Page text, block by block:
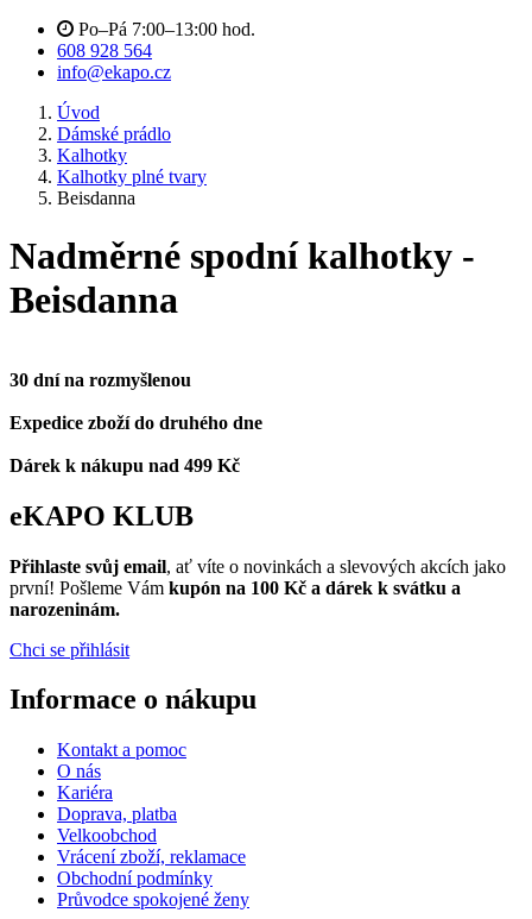
Po–Pá 7:00–13:00 hod.
608 928 564
info@ekapo.cz
Úvod
Dámské prádlo
Kalhotky
Kalhotky plné tvary
Beisdanna
Nadměrné spodní kalhotky -
Beisdanna
30 dní na rozmyšlenou
Expedice zboží do druhého dne
Dárek k nákupu nad 499 Kč
eKAPO KLUB
Přihlaste svůj email, ať víte o novinkách a slevových akcích jako
první! Pošleme Vám kupón na 100 Kč a dárek k svátku a
narozeninám.
Chci se přihlásit
Informace o nákupu
Kontakt a pomoc
O nás
Kariéra
Doprava, platba
Velkoobchod
Vrácení zboží, reklamace
Obchodní podmínky
Průvodce spokojené ženy